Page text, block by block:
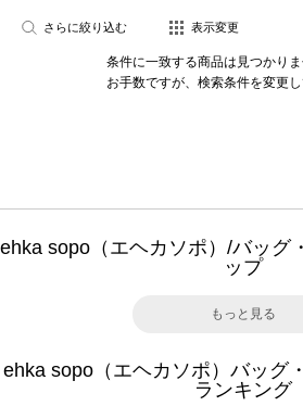
さらに絞り込む 表示変更
条件に一致する商品は見つかりま
お手数ですが、検索条件を変更し
ehka sopo（エヘカソポ）/バッグ
ップ
もっと見る
ehka sopo（エヘカソポ）バッグ
ランキング